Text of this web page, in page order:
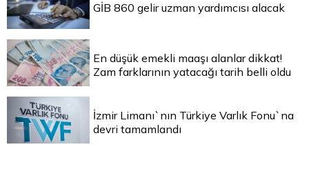
GİB 860 gelir uzman yardımcısı alacak
En düşük emekli maaşı alanlar dikkat!
Zam farklarının yatacağı tarih belli oldu
İzmir Limanı`nın Türkiye Varlık Fonu`na
devri tamamlandı